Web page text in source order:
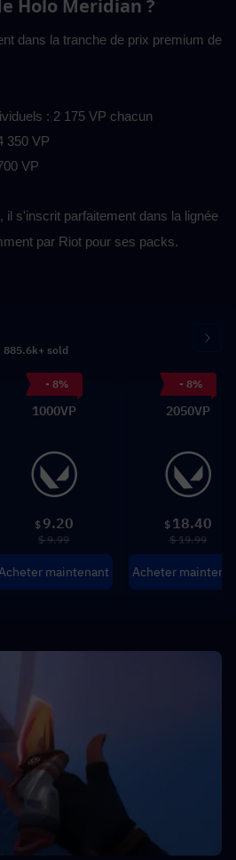
Holo Meridian ?
dans la tranche de prix premium de
: 2 175 VP chacun
350 VP
VP
il s'inscrit parfaitement dans la lignée
par Riot pour ses packs.
885.6k+ sold
- 8%
1000VP
$ 9.20
$ 9.99
maintenant
- 8%
2050VP
$ 18.40
$ 19.99
Acheter